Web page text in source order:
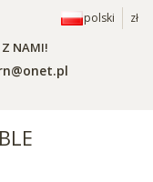
polski zł
Z NAMI!